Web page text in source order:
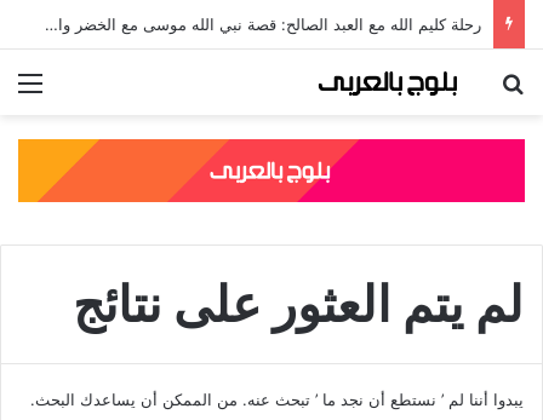
رحلة كليم الله مع العبد الصالح: قصة نبي الله موسى مع الخضر والدروس المستفادة منها
بحث عن
لم يتم العثور على نتائج
يبدوا أننا لم ’ نستطع أن نجد ما ’ تبحث عنه. من الممكن أن يساعدك البحث.